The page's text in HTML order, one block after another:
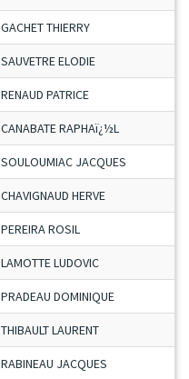
GACHET THIERRY
SAUVETRE ELODIE
RENAUD PATRICE
CANABATE RAPHAï¿½L
SOULOUMIAC JACQUES
CHAVIGNAUD HERVE
PEREIRA ROSIL
LAMOTTE LUDOVIC
PRADEAU DOMINIQUE
THIBAULT LAURENT
RABINEAU JACQUES